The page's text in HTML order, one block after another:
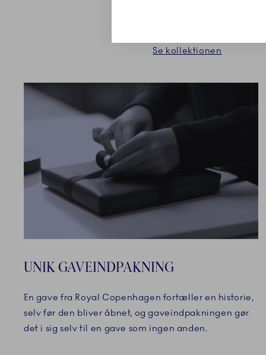
Se kollektionen
UNIK GAVEINDPAKNING
En gave fra Royal Copenhagen fortæller en historie,
selv før den bliver åbnet, og gaveindpakningen gør
det i sig selv til en gave som ingen anden.